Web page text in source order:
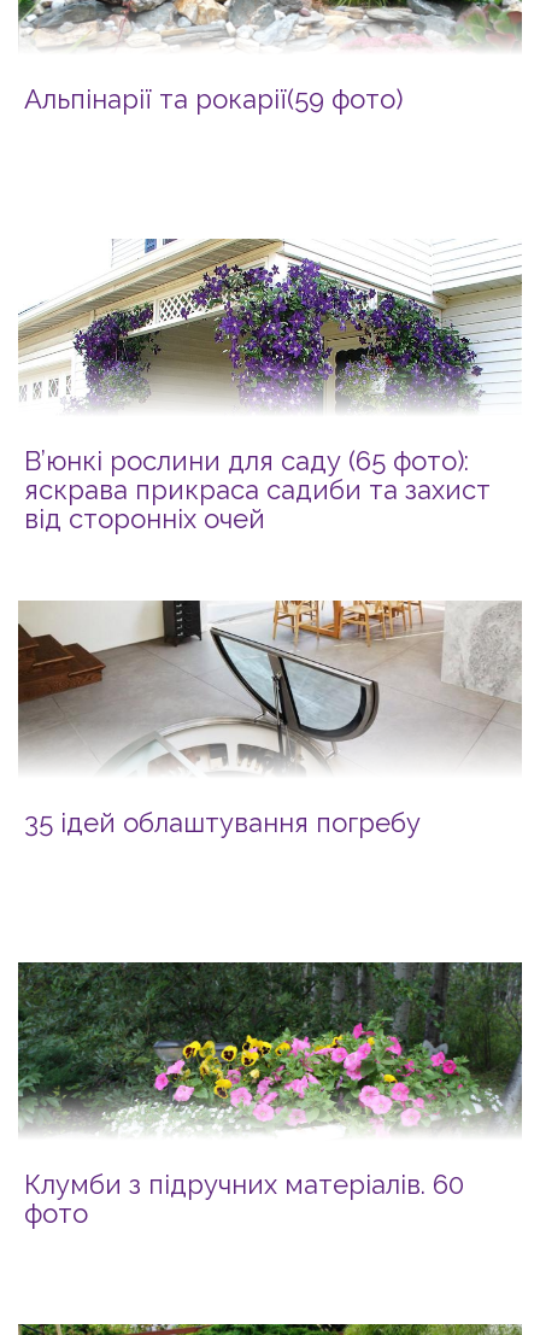
Альпінарії та рокарії(59 фото)
В’юнкі рослини для саду (65 фото):
яскрава прикраса садиби та захист
від сторонніх очей
35 ідей облаштування погребу
Клумби з підручних матеріалів. 60
фото